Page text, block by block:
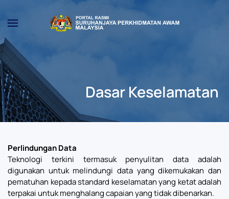
Skip to main content
Dasar Keselamatan
Perlindungan Data
Teknologi terkini termasuk penyulitan data adalah
digunakan untuk melindungi data yang dikemukakan dan
pematuhan kepada standard keselamatan yang ketat adalah
terpakai untuk menghalang capaian yang tidak dibenarkan.